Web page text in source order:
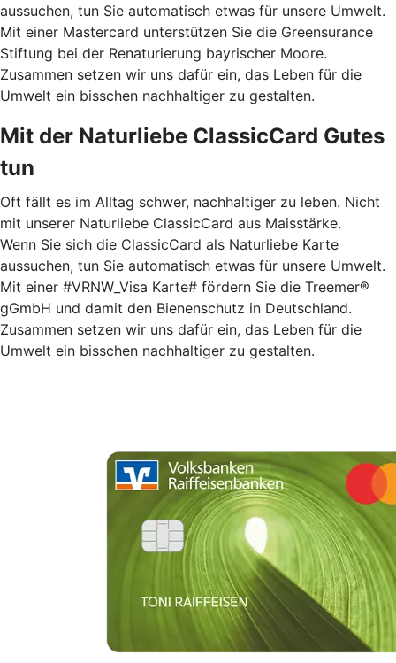
aussuchen, tun Sie automatisch etwas für unsere Umwelt.
Mit einer Mastercard unterstützen Sie die Greensurance
Stiftung bei der Renaturierung bayrischer Moore.
Zusammen setzen wir uns dafür ein, das Leben für die
Umwelt ein bisschen nachhaltiger zu gestalten.
Mit der Naturliebe ClassicCard Gutes
tun
Oft fällt es im Alltag schwer, nachhaltiger zu leben. Nicht
mit unserer Naturliebe ClassicCard aus Maisstärke.
Wenn Sie sich die ClassicCard als Naturliebe Karte
aussuchen, tun Sie automatisch etwas für unsere Umwelt.
Mit einer #VRNW_Visa Karte# fördern Sie die Treemer®
gGmbH und damit den Bienenschutz in Deutschland.
Zusammen setzen wir uns dafür ein, das Leben für die
Umwelt ein bisschen nachhaltiger zu gestalten.